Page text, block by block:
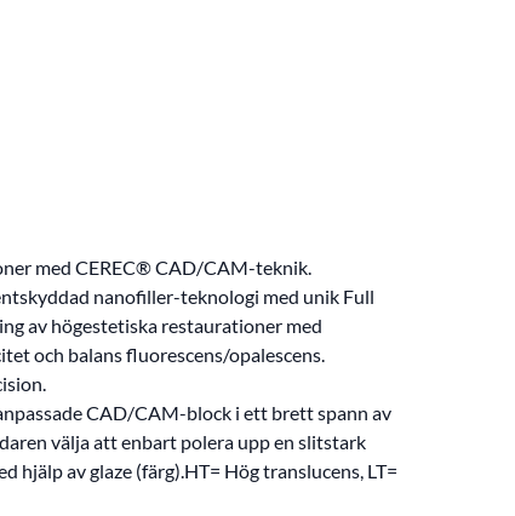
med CEREC® CAD/CAM-teknik.
nanofiller-teknologi med unik Full
av högestetiska restaurationer med
och balans fluorescens/opalescens.
CAD/CAM-block i ett brett spann av
välja att enbart polera upp en slitstark
av glaze (färg).HT= Hög translucens, LT=